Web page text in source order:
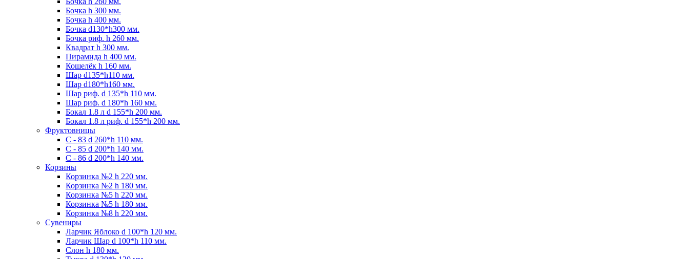
Бочка h 300 мм.
Бочка h 400 мм.
Бочка d130*h300 мм.
Бочка риф. h 260 мм.
Квадрат h 300 мм.
Пирамида h 400 мм.
Кошелёк h 160 мм.
Шар d135*h110 мм.
Шар d180*h160 мм.
Шар риф. d 135*h 110 мм.
Шар риф. d 180*h 160 мм.
Бокал 1.8 л d 155*h 200 мм.
Бокал 1.8 л риф. d 155*h 200 мм.
Фруктовницы
С - 83 d 260*h 110 мм.
С - 85 d 200*h 140 мм.
С - 86 d 200*h 140 мм.
Корзины
Корзинка №2 h 220 мм.
Корзинка №2 h 180 мм.
Корзинка №5 h 220 мм.
Корзинка №5 h 180 мм.
Корзинка №8 h 220 мм.
Сувениры
Ларчик Яблоко d 100*h 120 мм.
Ларчик Шар d 100*h 110 мм.
Слон h 180 мм.